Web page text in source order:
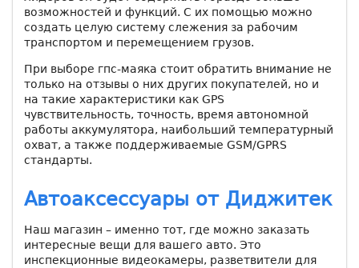
возможностей и функций. С их помощью можно
создать целую систему слежения за рабочим
транспортом и перемещением грузов.
При выборе гпс-маяка стоит обратить внимание не
только на отзывы о них других покупателей, но и
на такие характеристики как GPS
чувствительность, точность, время автономной
работы аккумулятора, наибольший температурный
охват, а также поддерживаемые GSM/GPRS
стандарты.
Автоаксессуары от Диджитек
Наш магазин – именно тот, где можно заказать
интересные вещи для вашего авто. Это
инспекционные видеокамеры, разветвители для